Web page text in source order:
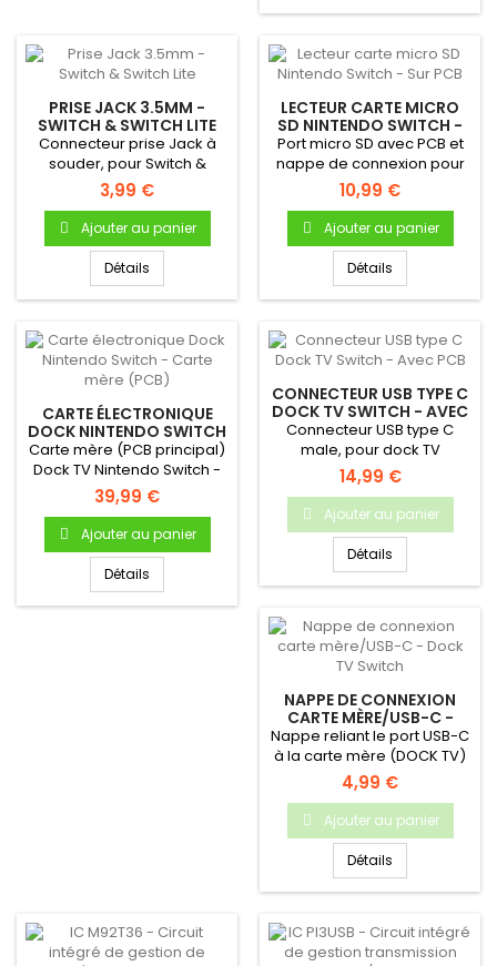
PRISE JACK 3.5MM -
SWITCH & SWITCH LITE
Connecteur prise Jack à
souder, pour Switch &
Switch Lite
3,99 €
Ajouter au panier
Détails
LECTEUR CARTE MICRO
SD NINTENDO SWITCH -
SUR PCB
Port micro SD avec PCB et
nappe de connexion pour
Nintendo Switch - Neuf...
10,99 €
Ajouter au panier
Détails
CARTE ÉLECTRONIQUE
DOCK NINTENDO SWITCH
- CARTE MÈRE (PCB)
Carte mère (PCB principal)
Dock TV Nintendo Switch -
Produit neuf & original
39,99 €
Ajouter au panier
Détails
CONNECTEUR USB TYPE C
DOCK TV SWITCH - AVEC
PCB
Connecteur USB type C
male, pour dock TV
Nintendo Switch
14,99 €
Ajouter au panier
Détails
NAPPE DE CONNEXION
CARTE MÈRE/USB-C -
DOCK TV SWITCH
Nappe reliant le port USB-C
à la carte mère (DOCK TV)
4,99 €
Ajouter au panier
Détails